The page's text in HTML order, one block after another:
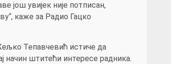
још увијек није потписан,
каже за Радио Гацко
Тепавчевић истиче да
начин штитећи интересе радника.